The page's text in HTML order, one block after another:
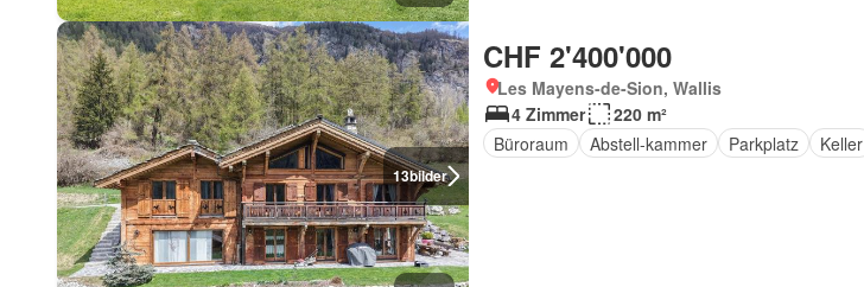
13bilder
CHF 2'400'000
Les Mayens-de-Sion, Wallis
4 Zimmer
220 m²
Büroraum
Abstell-kammer Parkplatz Keller